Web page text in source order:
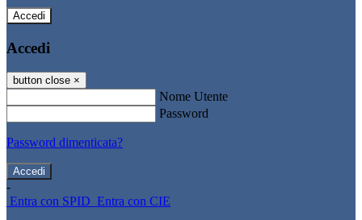
Accedi
Accedi
button close ×
Nome Utente
Password
Password dimenticata?
-
Entra con SPID Entra con CIE